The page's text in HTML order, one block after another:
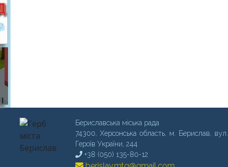
Бериславська міська рада
74300, Херсонська область, м. Бериcлав, вул.
Героїв України, 244
+38 (050) 135-80-12